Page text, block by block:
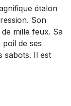
étalon
Son
mille feux. Sa
de ses
sabots. Il est